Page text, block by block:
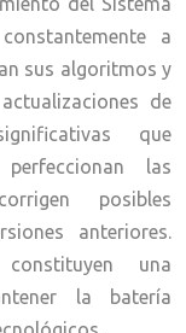
a
sus algoritmos y
de
que
las
posibles
anteriores.
una
la batería